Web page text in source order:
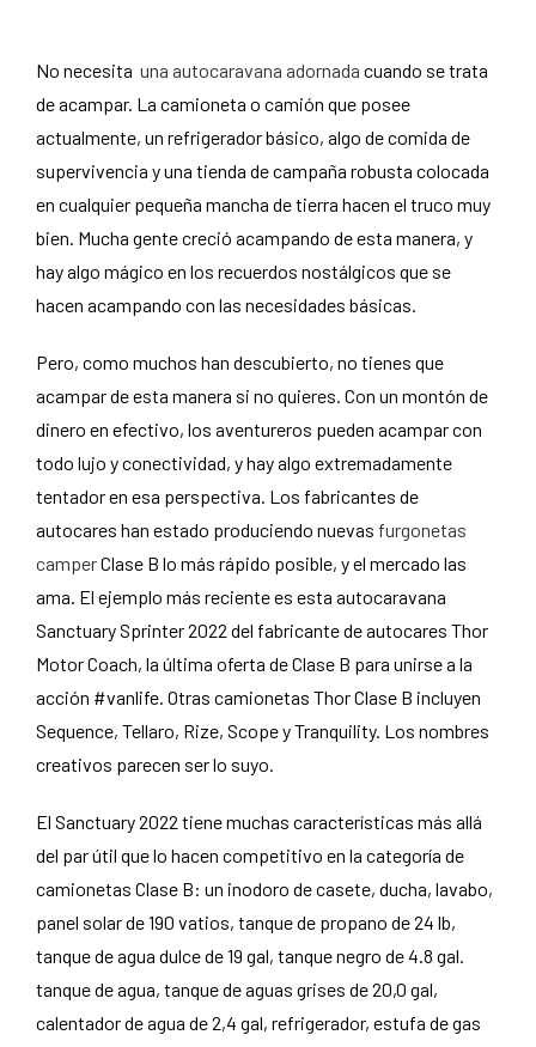
No necesita una autocaravana adornada cuando se trata
de acampar. La camioneta o camión que posee
actualmente, un refrigerador básico, algo de comida de
supervivencia y una tienda de campaña robusta colocada
en cualquier pequeña mancha de tierra hacen el truco muy
bien. Mucha gente creció acampando de esta manera, y
hay algo mágico en los recuerdos nostálgicos que se
hacen acampando con las necesidades básicas.
Pero, como muchos han descubierto, no tienes que
acampar de esta manera si no quieres. Con un montón de
dinero en efectivo, los aventureros pueden acampar con
todo lujo y conectividad, y hay algo extremadamente
tentador en esa perspectiva. Los fabricantes de
autocares han estado produciendo nuevas furgonetas
camperClase B lo más rápido posible, y el mercado las
ama. El ejemplo más reciente es esta autocaravana
Sanctuary Sprinter 2022 del fabricante de autocares Thor
Motor Coach, la última oferta de Clase B para unirse a la
acción #vanlife. Otras camionetas Thor Clase B incluyen
Sequence, Tellaro, Rize, Scope y Tranquility. Los nombres
creativos parecen ser lo suyo.
El Sanctuary 2022 tiene muchas características más allá
del par útil que lo hacen competitivo en la categoría de
camionetas Clase B: un inodoro de casete, ducha, lavabo,
panel solar de 190 vatios, tanque de propano de 24 lb,
tanque de agua dulce de 19 gal, tanque negro de 4.8 gal.
tanque de agua, tanque de aguas grises de 20,0 gal,
calentador de agua de 2,4 gal, refrigerador, estufa de gas